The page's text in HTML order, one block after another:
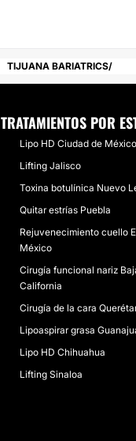
TIJUANA BARIATRICS
TRATAMIENTOS POR
Lipo HD Ciudad de México
Lifting Jalisco
Toxina botulínica Nuevo
Quitar estrías Puebla
Rejuvenecimiento cuello
México
Cirugía funcional nariz
California
Cirugía de la cara
Lipoaspirar grasa
Lipo HD Chihuahua
Lifting Sinaloa